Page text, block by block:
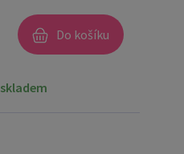
Do košíku
skladem